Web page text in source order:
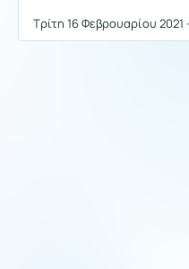
Τρίτη 16 Φεβρουαρίου 2021